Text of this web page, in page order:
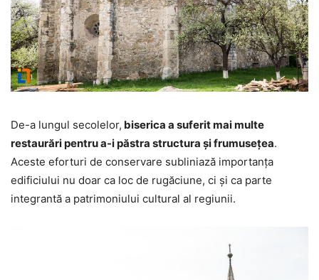
De-a lungul secolelor, biserica a suferit mai multe
restaurări pentru a-i păstra structura și frumusețea.
Aceste eforturi de conservare subliniază importanța
edificiului nu doar ca loc de rugăciune, ci și ca parte
integrantă a patrimoniului cultural al regiunii.